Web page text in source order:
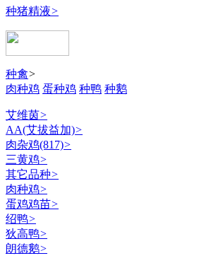
种猪精液>
种禽>
肉种鸡 蛋种鸡 种鸭 种鹅
艾维茵>
AA(艾拔益加)>
肉杂鸡(817)>
三黄鸡>
其它品种>
肉种鸡>
蛋鸡鸡苗>
绍鸭>
狄高鸭>
朗德鹅>